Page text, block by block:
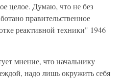
целое. Думаю, что не без
правительственное
реактивной техники" 1946
мнение, что начальнику
надо лишь окружить себя